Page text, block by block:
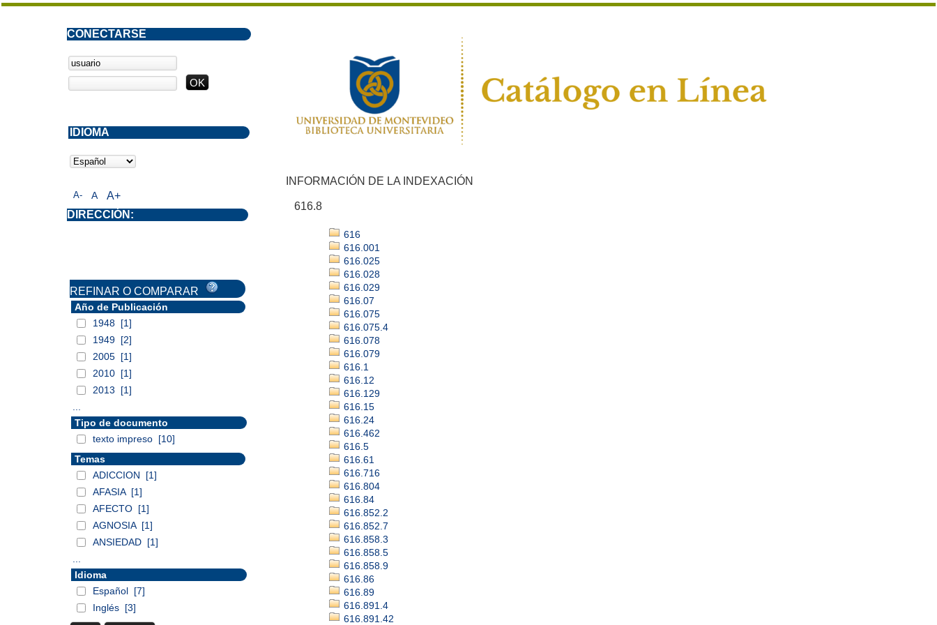
INFORMACIÓN DE LA INDEXACIÓN
616.8
616
616.001
616.025
616.028
616.029
616.07
616.075
616.075.4
616.078
616.079
616.1
616.12
616.129
616.15
616.24
616.462
616.5
616.61
616.716
616.804
616.84
616.852.2
616.852.7
616.858.3
616.858.5
616.858.9
616.86
616.89
616.891.4
616.891.42
A- A A+
CONECTARSE
DIRECCIÓN:
IDIOMA
REFINAR O COMPARAR
Año de Publicación
1948 [1]
1949 [2]
2005 [1]
2010 [1]
2013
[1]
Tipo de documento
texto impreso [10]
Temas
ADICCION
[1]
AFASIA [1]
AFECTO [1]
AGNOSIA [1]
ANSIEDAD [1]
Idioma
Español [7]
Inglés [3]